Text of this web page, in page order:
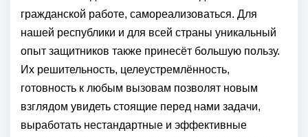
гражданской работе, самореализоваться. Для
нашей республики и для всей страны уникальный
опыт защитников также принесёт большую пользу.
Их решительность, целеустремлённость,
готовность к любым вызовам позволят новым
взглядом увидеть стоящие перед нами задачи,
выработать нестандартные и эффективные